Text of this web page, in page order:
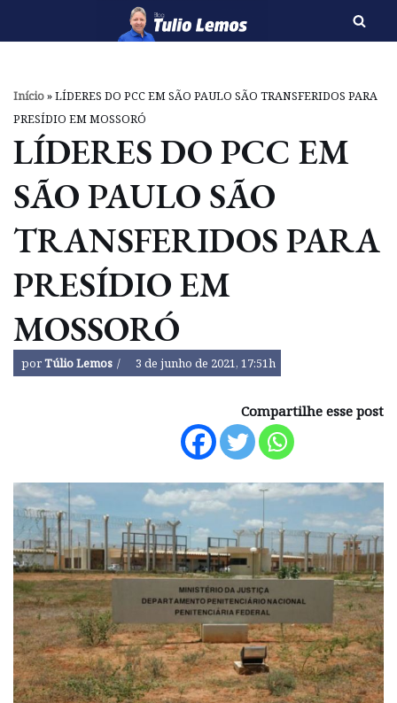
o
conteúdo
Início»LÍDERES DO PCC EM SÃO PAULO SÃO TRANSFERIDOS PARA
PRESÍDIO EM MOSSORÓ
LÍDERES DO PCC EM
SÃO PAULO SÃO
TRANSFERIDOS PARA
PRESÍDIO EM
MOSSORÓ
porTúlio Lemos 3 de junho de 2021, 17:51h
Compartilhe esse post